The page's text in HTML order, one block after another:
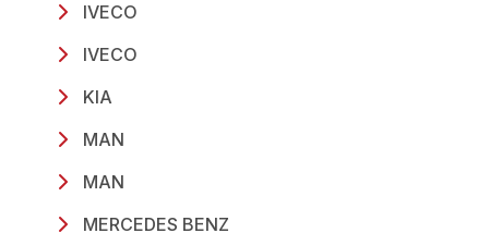
IVECO
IVECO
KIA
MAN
MAN
MERCEDES BENZ